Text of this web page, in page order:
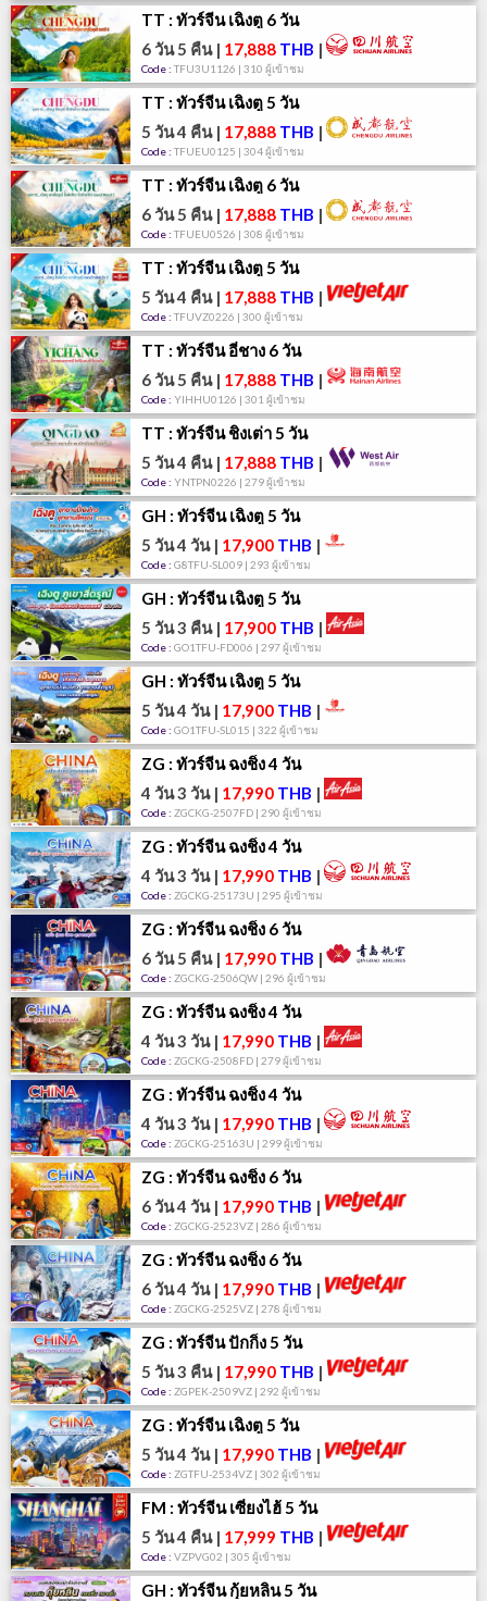
TT : ทัวร์จีน เฉิงตู 6 วัน
6 วัน 5 คืน| 17,888 THB |
Code : TFU3U1126 | 310 ผู้เข้าชม
TT : ทัวร์จีน เฉิงตู 5 วัน
5 วัน 4 คืน| 17,888 THB |
Code : TFUEU0125 | 304 ผู้เข้าชม
TT : ทัวร์จีน เฉิงตู 6 วัน
6 วัน 5 คืน| 17,888 THB |
Code : TFUEU0526 | 308 ผู้เข้าชม
TT : ทัวร์จีน เฉิงตู 5 วัน
5 วัน 4 คืน| 17,888 THB |
Code : TFUVZ0226 | 300 ผู้เข้าชม
TT : ทัวร์จีน อี๋ชาง 6 วัน
6 วัน 5 คืน| 17,888 THB |
Code : YIHHU0126 | 301 ผู้เข้าชม
TT : ทัวร์จีน ชิงเต่า 5 วัน
5 วัน 4 คืน| 17,888 THB |
Code : YNTPN0226 | 279 ผู้เข้าชม
GH : ทัวร์จีน เฉิงตู 5 วัน
5 วัน 4 วัน| 17,900 THB |
Code : G8TFU-SL009 | 293 ผู้เข้าชม
GH : ทัวร์จีน เฉิงตู 5 วัน
5 วัน 3 คืน| 17,900 THB |
Code : GO1TFU-FD006 | 297 ผู้เข้าชม
GH : ทัวร์จีน เฉิงตู 5 วัน
5 วัน 4 วัน| 17,900 THB |
Code : GO1TFU-SL015 | 322 ผู้เข้าชม
ZG : ทัวร์จีน ฉงชิ่ง 4 วัน
4 วัน 3 วัน| 17,990 THB |
Code : ZGCKG-2507FD | 290 ผู้เข้าชม
ZG : ทัวร์จีน ฉงชิ่ง 4 วัน
4 วัน 3 วัน| 17,990 THB |
Code : ZGCKG-25173U | 295 ผู้เข้าชม
ZG : ทัวร์จีน ฉงชิ่ง 6 วัน
6 วัน 5 คืน| 17,990 THB |
Code : ZGCKG-2506QW | 296 ผู้เข้าชม
ZG : ทัวร์จีน ฉงชิ่ง 4 วัน
4 วัน 3 วัน| 17,990 THB |
Code : ZGCKG-2508FD | 279 ผู้เข้าชม
ZG : ทัวร์จีน ฉงชิ่ง 4 วัน
4 วัน 3 วัน| 17,990 THB |
Code : ZGCKG-25163U | 299 ผู้เข้าชม
ZG : ทัวร์จีน ฉงชิ่ง 6 วัน
6 วัน 4 วัน| 17,990 THB |
Code : ZGCKG-2523VZ | 286 ผู้เข้าชม
ZG : ทัวร์จีน ฉงชิ่ง 6 วัน
6 วัน 4 วัน| 17,990 THB |
Code : ZGCKG-2525VZ | 278 ผู้เข้าชม
ZG : ทัวร์จีน ปักกิ่ง 5 วัน
5 วัน 3 คืน| 17,990 THB |
Code : ZGPEK-2509VZ | 292 ผู้เข้าชม
ZG : ทัวร์จีน เฉิงตู 5 วัน
5 วัน 4 วัน| 17,990 THB |
Code : ZGTFU-2534VZ | 302 ผู้เข้าชม
FM : ทัวร์จีน เซี่ยงไฮ้ 5 วัน
5 วัน 4 คืน| 17,999 THB |
Code : VZPVG02 | 305 ผู้เข้าชม
GH : ทัวร์จีน กุ้ยหลิน 5 วัน